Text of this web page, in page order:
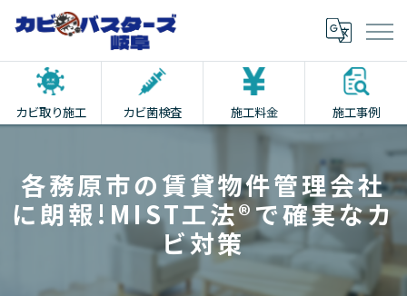
カビ取り施工 カビ菌検査 施工料金 施工事例
各務原市の賃貸物件管理会社
に朗報!MIST工法®で確実なカ
ビ対策